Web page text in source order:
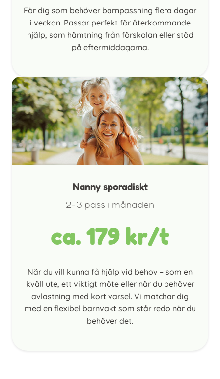
För dig som behöver barnpassning flera dagar
i veckan. Passar perfekt för återkommande
hjälp, som hämtning från förskolan eller stöd
på eftermiddagarna.
Nanny sporadiskt
2-3 pass i månaden
ca. 179 kr/t
När du vill kunna få hjälp vid behov – som en
kväll ute, ett viktigt möte eller när du behöver
avlastning med kort varsel. Vi matchar dig
med en flexibel barnvakt som står redo när du
behöver det.